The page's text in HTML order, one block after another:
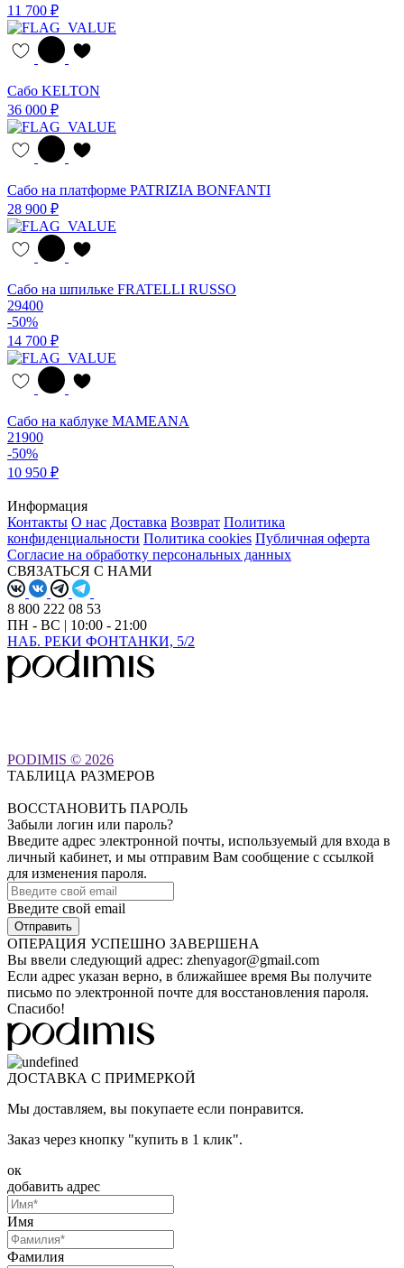
11 700 ₽
Сабо KELTON
36 000 ₽
Сабо на платформе PATRIZIA BONFANTI
28 900 ₽
Сабо на шпильке FRATELLI RUSSO
29400
-50%
14 700 ₽
Сабо на каблуке MAMEANA
21900
-50%
10 950 ₽
Информация
Контакты О нас Доставка Возврат Политика
конфиденциальности Политика cookies Публичная оферта
Согласие на обработку персональных данных
СВЯЗАТЬСЯ С НАМИ
8 800 222 08 53
ПН - ВС | 10:00 - 21:00
НАБ. РЕКИ ФОНТАНКИ, 5/2
PODIMIS © 2026
ТАБЛИЦА РАЗМЕРОВ
ВОССТАНОВИТЬ ПАРОЛЬ
Забыли логин или пароль?
Введите адрес электронной почты, используемый для входа в
личный кабинет, и мы отправим Вам сообщение с ссылкой
для изменения пароля.
Введите свой email
ОПЕРАЦИЯ УСПЕШНО ЗАВЕРШЕНА
Вы ввели следующий адрес: zhenyagor@gmail.com
Если адрес указан верно, в ближайшее время Вы получите
письмо по электронной почте для восстановления пароля.
Спасибо!
ДОСТАВКА С ПРИМЕРКОЙ
Мы доставляем, вы покупаете если понравится.
Заказ через кнопку "купить в 1 клик".
ок
добавить адрес
Имя
Фамилия